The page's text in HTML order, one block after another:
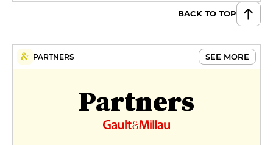
BACK TO TOP
PARTNERS SEE MORE
Partners